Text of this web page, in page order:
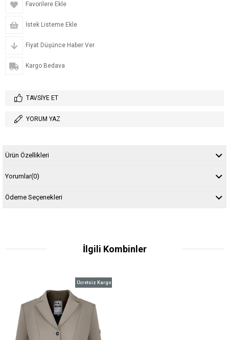
Favorilere Ekle
İstek Listeme Ekle
Fiyat Düşünce Haber Ver
Kargo Bedava
TAVSIYE ET
YORUM YAZ
Ürün Özellikleri
Yorumlar(0)
Ödeme Seçenekleri
İlgili Kombinler
Ücretsiz Kargo